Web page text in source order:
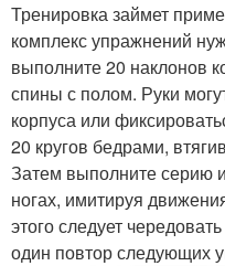
Тренировка займет
комплекс упражнений
выполните 20 наклонов
спины с полом. Руки
корпуса или
20 кругов бедрами,
Затем выполните серию
ногах, имитируя
этого следует
один повтор следующих